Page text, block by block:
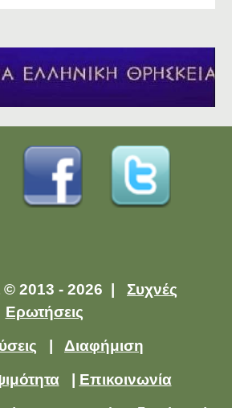
2013 - 2026 | Συχνές
Ερωτήσεις
Διαφήμιση
| Επικοινωνία